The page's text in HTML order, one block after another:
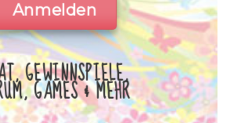
Anmelden
GEWINNSPIELE,
GAMES & MEHR